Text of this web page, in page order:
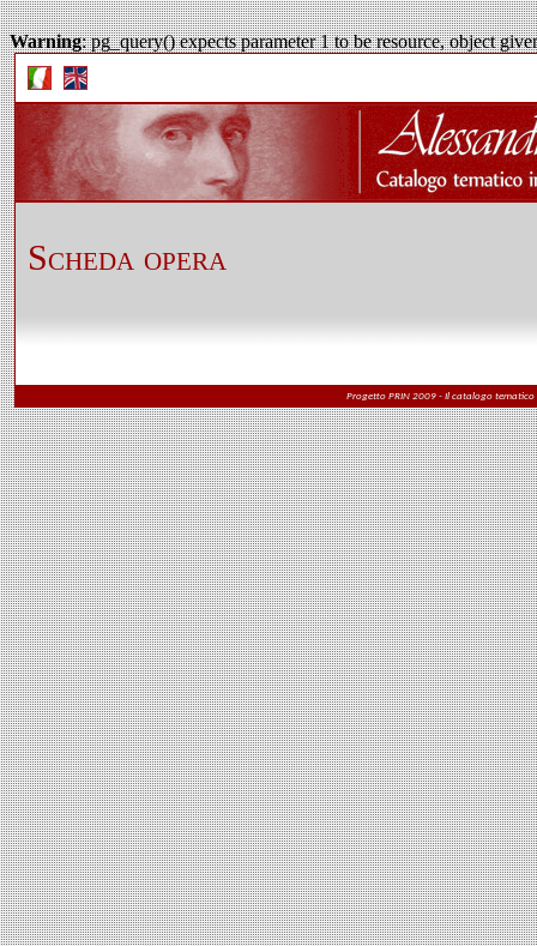
Warning: pg_query() expects parameter 1 to be resource, object
Scheda opera
Progetto PRIN 2009 - Il catalogo